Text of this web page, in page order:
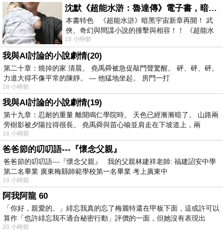
沈默《超能水滸：魯達傳》電子書，暗黑宇宙新章，一一五年八月璀璨上架！
本書特色 《超能水滸》暗黑宇宙新章再開！ 武
俠、奇幻與間諜小說的撞擊與相容！！ 《超能水
滸》系列第四部變幻登場
18 小時前
我與AI討論的小說劇情(20)
第二十章：燒掉的家 清晨。 堯禹舜被急促敲門聲驚醒。 砰、砰、砰。
力道大得不像平常的陳靜。 — 他猛地坐起。 房門一打
18 小時前
我與AI討論的小說劇情(19)
第十九章：忍耐的重量 離開鳴仁學院時。 天色已經漸漸暗了。 山路兩
旁樹影被夕陽拉得很長。 堯禹舜與苗心喻並肩走在下坡道上，兩
18 小時前
爸爸節的叨叨語---『懷念父親』
爸爸節的叨叨語---『懷念父親』 我的父親林建祥老師: 福建詔安中學
第二名畢業 廣東梅縣師範學校第一名畢業 考上廣東中
19 小時前
阿我阿龍 60
「你好，親愛的。」緋忘我真的忘了梅麗特還在甲板下面，這或許可以
算作「也許緋忘我不適合秘密行動」評價的一面，但她沒有表現出
20 小時前